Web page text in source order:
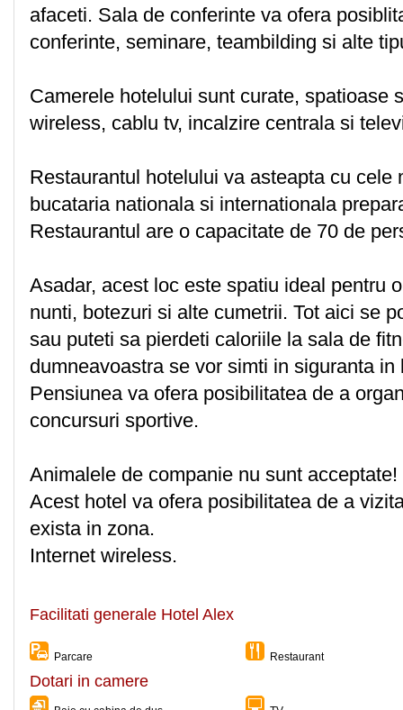
afaceti. Sala de conferinte va ofera
conferinte, seminare, teambilding si alte
Camerele hotelului sunt curate, spatioase
wireless, cablu tv, incalzire centrala si
Restaurantul hotelului va asteapta cu cele
bucataria nationala si internationala
Restaurantul are o capacitate de 70 de
Asadar, acest loc este spatiu ideal pentru
nunti, botezuri si alte cumetrii. Tot aici se
sau puteti sa pierdeti caloriile la sala de
dumneavoastra se vor simti in siguranta
Pensiunea va ofera posibilitatea de a
concursuri sportive.
Animalele de companie nu sunt acceptate!
Acest hotel va ofera posibilitatea de a
exista in zona.
Internet wireless.
Facilitati generale Hotel Alex
Parcare Restaurant
Dotari in camere